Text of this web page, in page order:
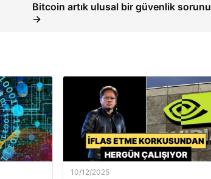
Bitcoin artık ulusal bir güvenlik sorunu
→
10/12/2025